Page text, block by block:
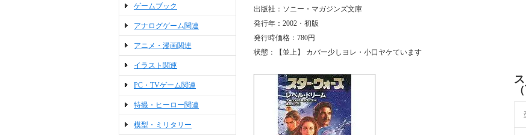
ゲームブック
アナログゲーム関連
アニメ・漫画関連
イラスト関連
PC・TVゲーム関連
特撮・ヒーロー関連
模型・ミリタリー
出版社：ソニー・マガジンズ文庫
発行年：2002・初版
発行時価格：780円
状態：【並上】 カバー少しヨレ・小口ヤケています